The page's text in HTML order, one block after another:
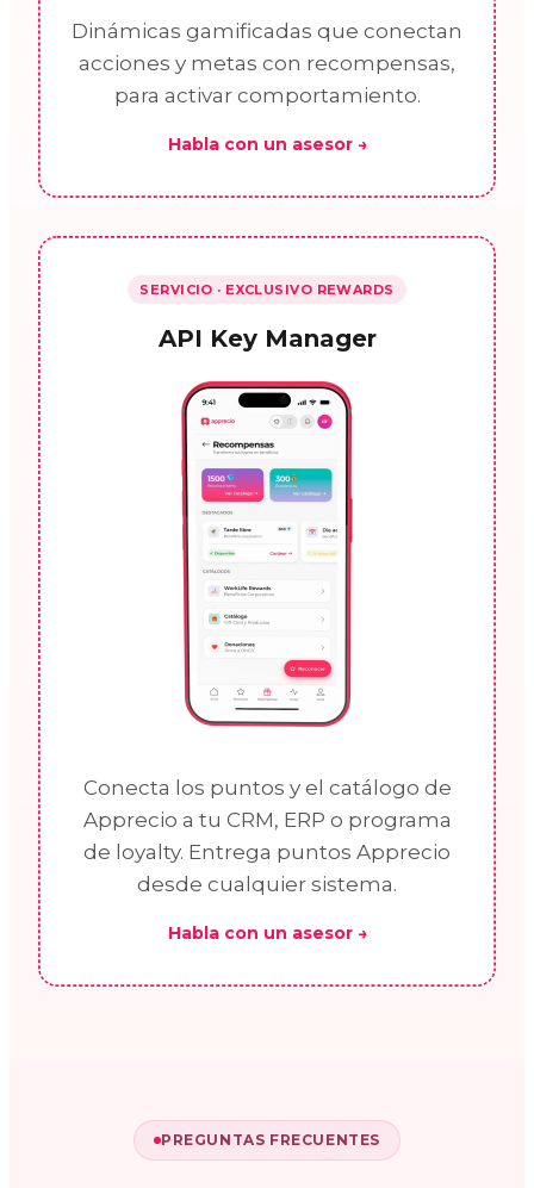
Dinámicas gamificadas que conectan
acciones y metas con recompensas,
para activar comportamiento.
Habla con un asesor →
SERVICIO · EXCLUSIVO REWARDS
API Key Manager
Conecta los puntos y el catálogo de
Apprecio a tu CRM, ERP o programa
de loyalty. Entrega puntos Apprecio
desde cualquier sistema.
Habla con un asesor →
PREGUNTAS FRECUENTES